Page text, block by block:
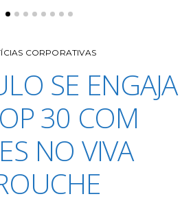
CORPORATIVAS
SE ENGAJA
30 COM
NO VIVA